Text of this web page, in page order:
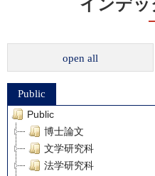
インデ
open all
Public
Public
博士論文
文学研究科
法学研究科